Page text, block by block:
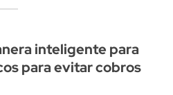
inteligente para
para evitar cobros